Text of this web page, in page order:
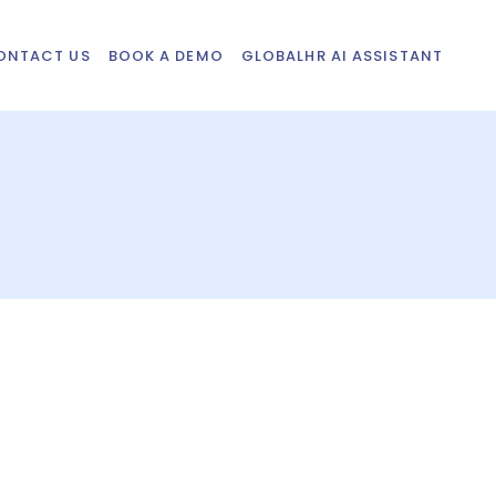
US BOOK A DEMO GLOBALHR AI ASSISTANT